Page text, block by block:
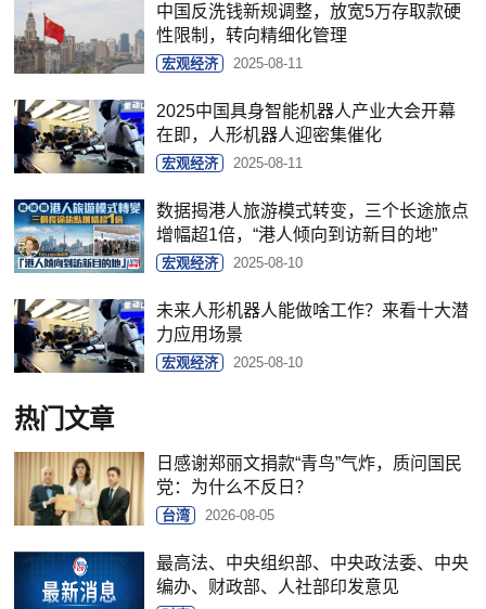
中国反洗钱新规调整，放宽5万存取款硬
性限制，转向精细化管理
宏观经济 2025-08-11
2025中国具身智能机器人产业大会开幕
在即，人形机器人迎密集催化
宏观经济 2025-08-11
数据揭港人旅游模式转变，三个长途旅点
增幅超1倍，“港人倾向到访新目的地”
宏观经济 2025-08-10
未来人形机器人能做啥工作？来看十大潜
力应用场景
宏观经济 2025-08-10
热门文章
日感谢郑丽文捐款“青鸟”气炸，质问国民
党：为什么不反日？
台湾 2026-08-05
最高法、中央组织部、中央政法委、中央
编办、财政部、人社部印发意见